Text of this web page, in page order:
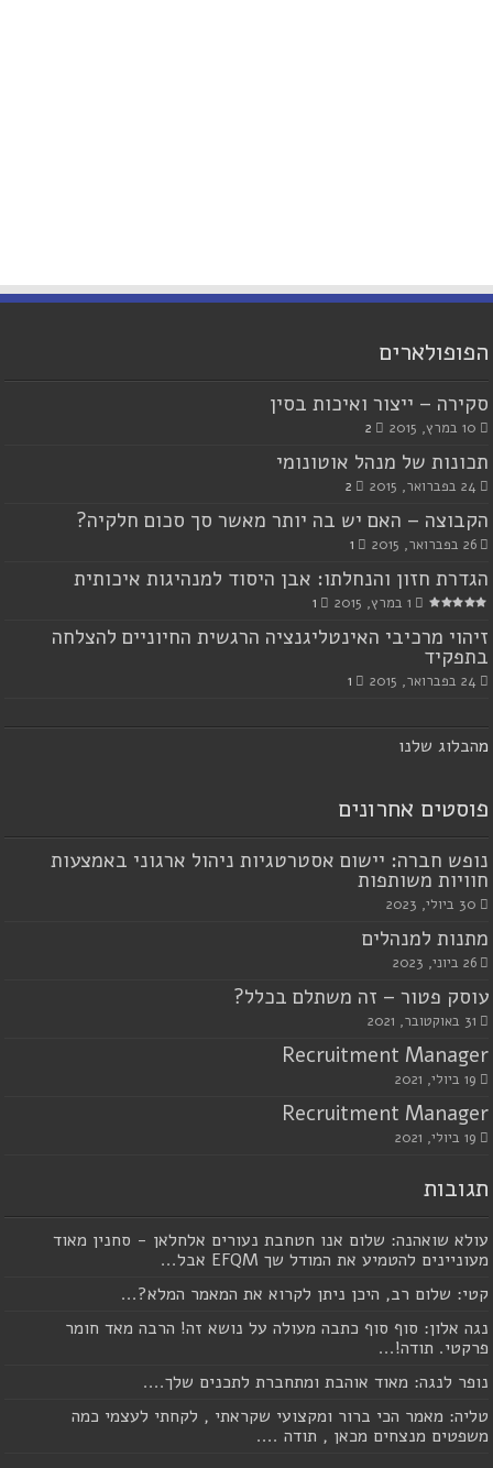
הפופולארים
סקירה – ייצור ואיכות בסין
10 במרץ, 2015 2
תכונות של מנהל אוטונומי
24 בפברואר, 2015 2
הקבוצה – האם יש בה יותר מאשר סך סכום חלקיה?
26 בפברואר, 2015 1
הגדרת חזון והנחלתו: אבן היסוד למנהיגות איכותית
1 במרץ, 2015 1
זיהוי מרכיבי האינטליגנציה הרגשית החיוניים להצלחה
בתפקיד
24 בפברואר, 2015 1
מהבלוג שלנו
פוסטים אחרונים
נופש חברה: יישום אסטרטגיות ניהול ארגוני באמצעות
חוויות משותפות
30 ביולי, 2023
מתנות למנהלים
26 ביוני, 2023
עוסק פטור – זה משתלם בכלל?
31 באוקטובר, 2021
Recruitment Manager
19 ביולי, 2021
Recruitment Manager
19 ביולי, 2021
תגובות
עולא שואהנה: שלום אנו חטחבת נעורים אלחלאן - סחנין מאוד
מעוניינים להטמיע את המודל שך EFQM אבל...
קטי: שלום רב, היכן ניתן לקרוא את המאמר המלא?...
נגה אלון: סוף סוף כתבה מעולה על נושא זה! הרבה מאד חומר
פרקטי. תודה!...
נופר לנגה: מאוד אוהבת ומתחברת לתכנים שלך....
טליה: מאמר הכי ברור ומקצועי שקראתי , לקחתי לעצמי כמה
משפטים מנצחים מכאן , תודה ....